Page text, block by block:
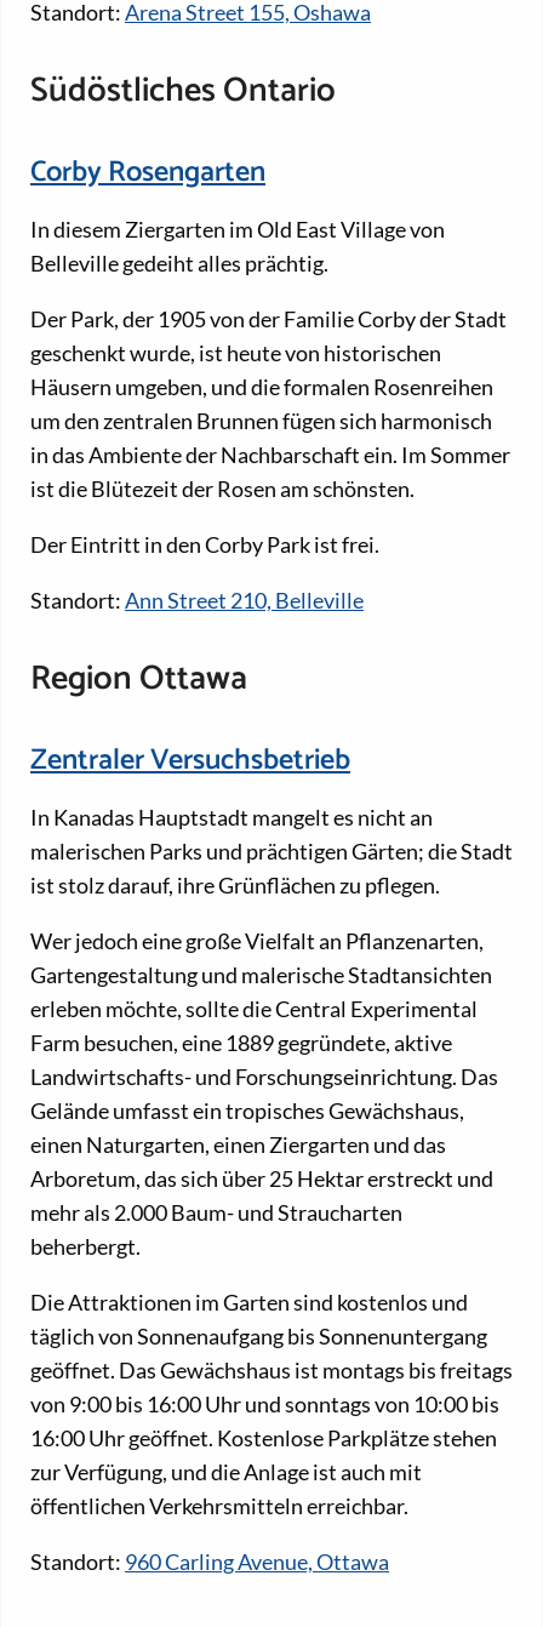
Standort:Arena Street 155, Oshawa
Südöstliches Ontario
Corby Rosengarten
In diesem Ziergarten im Old East Village von
Belleville gedeiht alles prächtig.
Der Park, der 1905 von der Familie Corby der Stadt
geschenkt wurde, ist heute von historischen
Häusern umgeben, und die formalen Rosenreihen
um den zentralen Brunnen fügen sich harmonisch
in das Ambiente der Nachbarschaft ein. Im Sommer
ist die Blütezeit der Rosen am schönsten.
Der Eintritt in den Corby Park ist frei.
Standort:Ann Street 210, Belleville
Region Ottawa
Zentraler Versuchsbetrieb
In Kanadas Hauptstadt mangelt es nicht an
malerischen Parks und prächtigen Gärten; die Stadt
ist stolz darauf, ihre Grünflächen zu pflegen.
Wer jedoch eine große Vielfalt an Pflanzenarten,
Gartengestaltung und malerische Stadtansichten
erleben möchte, sollte die Central Experimental
Farm besuchen, eine 1889 gegründete, aktive
Landwirtschafts- und Forschungseinrichtung. Das
Gelände umfasst ein tropisches Gewächshaus,
einen Naturgarten, einen Ziergarten und das
Arboretum, das sich über 25 Hektar erstreckt und
mehr als 2.000 Baum- und Straucharten
beherbergt.
Die Attraktionen im Garten sind kostenlos und
täglich von Sonnenaufgang bis Sonnenuntergang
geöffnet. Das Gewächshaus ist montags bis freitags
von 9:00 bis 16:00 Uhr und sonntags von 10:00 bis
16:00 Uhr geöffnet. Kostenlose Parkplätze stehen
zur Verfügung, und die Anlage ist auch mit
öffentlichen Verkehrsmitteln erreichbar.
Standort: 960 Carling Avenue, Ottawa